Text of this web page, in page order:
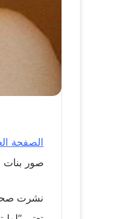
الصفحة
صور بنات باربي 2023 ومهوسات
نشرت